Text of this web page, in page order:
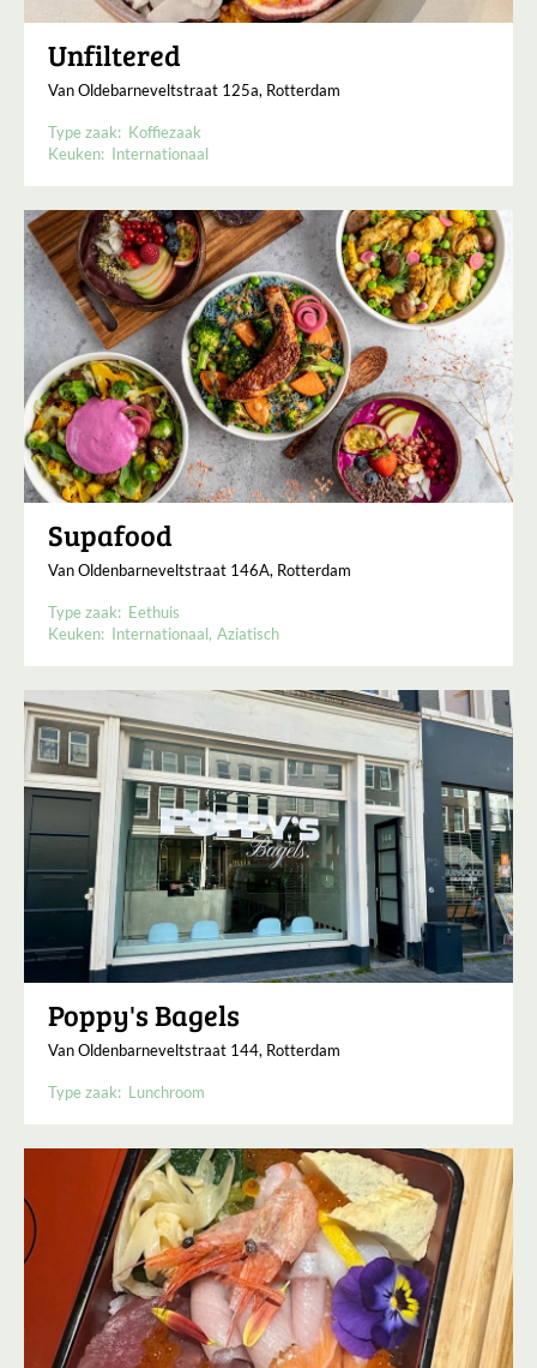
Unfiltered
Van Oldebarneveltstraat 125a, Rotterdam
Type zaak: Koffiezaak
Keuken: Internationaal
Supafood
Van Oldenbarneveltstraat 146A, Rotterdam
Type zaak: Eethuis
Keuken: Internationaal Aziatisch
Poppy's Bagels
Van Oldenbarneveltstraat 144, Rotterdam
Type zaak: Lunchroom